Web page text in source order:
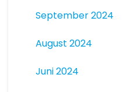
September 2024
August 2024
Juni 2024